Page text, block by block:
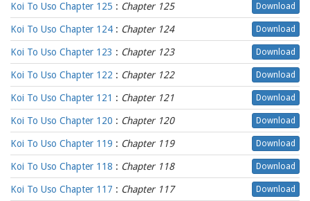
Koi To Uso Chapter 125 : Chapter 125 Download
Koi To Uso Chapter 124 : Chapter 124 Download
Koi To Uso Chapter 123 : Chapter 123 Download
Koi To Uso Chapter 122 : Chapter 122 Download
Koi To Uso Chapter 121 : Chapter 121 Download
Koi To Uso Chapter 120 : Chapter 120 Download
Koi To Uso Chapter 119 : Chapter 119 Download
Koi To Uso Chapter 118 : Chapter 118 Download
Koi To Uso Chapter 117 : Chapter 117 Download